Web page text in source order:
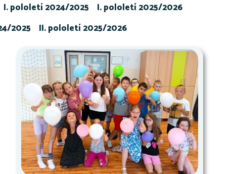
I. pololetí 2024/2025
I. pololetí 2025/2026
2025 II. pololetí 2025/2026